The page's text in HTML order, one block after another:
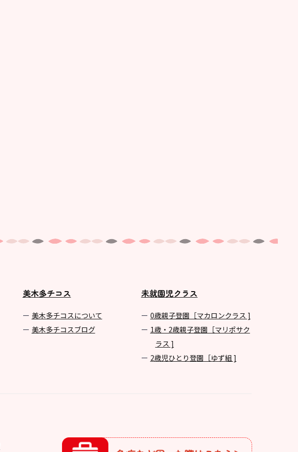
美木多チコス
美⽊多チコスについて
美⽊多チコスブログ
未就園児クラス
0歳親子登園［マカロンクラス ]
1歳・2歳親子登園［マリポサク
ラス ]
2歳児ひとり登園［ゆず組 ]